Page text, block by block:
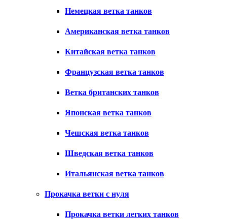
Немецкая ветка танков
Американская ветка танков
Китайская ветка танков
Французская ветка танков
Ветка британских танков
Японская ветка танков
Чешская ветка танков
Шведская ветка танков
Итальянская ветка танков
Прокачка ветки с нуля
Прокачка ветки легких танков